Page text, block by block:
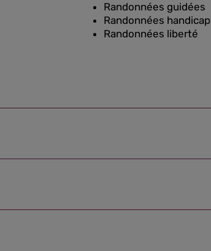
Randonnées guidées
Randonnées handicap
Randonnées liberté